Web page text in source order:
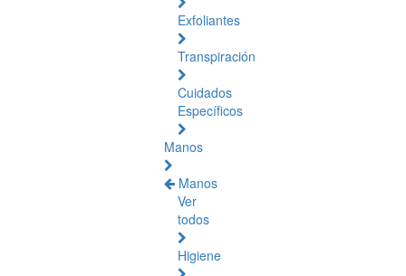
Exfoliantes
Transpiración
Cuidados
Específicos
Manos
Manos
Ver
todos
Higiene